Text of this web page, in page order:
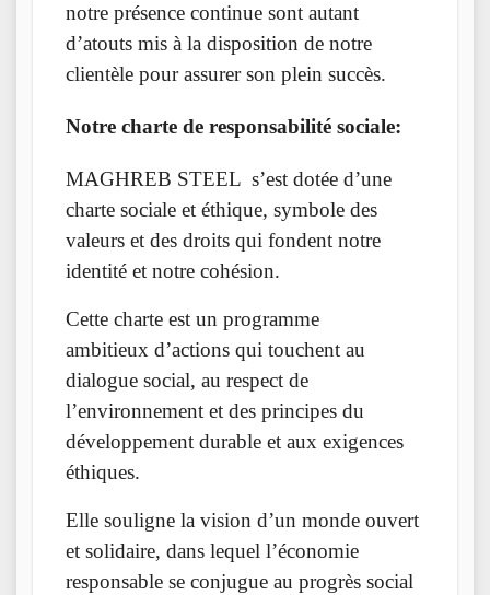
notre présence continue sont autant
d’atouts mis à la disposition de notre
clientèle pour assurer son plein succès.
Notre charte de responsabilité sociale:
MAGHREB STEEL s’est dotée d’une
charte sociale et éthique, symbole des
valeurs et des droits qui fondent notre
identité et notre cohésion.
Cette charte est un programme
ambitieux d’actions qui touchent au
dialogue social, au respect de
l’environnement et des principes du
développement durable et aux exigences
éthiques.
Elle souligne la vision d’un monde ouvert
et solidaire, dans lequel l’économie
responsable se conjugue au progrès social